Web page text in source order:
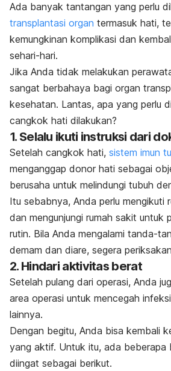
Ada banyak tantangan yang perlu
transplantasi organ termasuk hati,
kemungkinan komplikasi dan
sehari-hari.
Jika Anda tidak melakukan
sangat berbahaya bagi organ
kesehatan. Lantas, apa yang perlu
cangkok hati dilakukan?
1. Selalu ikuti instruksi dari
Setelah cangkok hati, sistem imun
menganggap donor hati sebagai
berusaha untuk melindungi tubuh
Itu sebabnya, Anda perlu mengikuti
dan mengunjungi rumah sakit untuk
rutin. Bila Anda mengalami tanda-
demam dan diare, segera
2. Hindari aktivitas berat
Setelah pulang dari operasi, Anda
area operasi untuk mencegah
lainnya.
Dengan begitu, Anda bisa kembali
yang aktif. Untuk itu, ada beberapa
diingat sebagai berikut.